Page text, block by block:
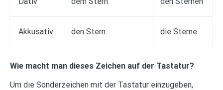
Akkusativ den Stern die Sterne
Wie macht man dieses Zeichen auf der Tastatur?
Um die Sonderzeichen mit der Tastatur einzugeben,